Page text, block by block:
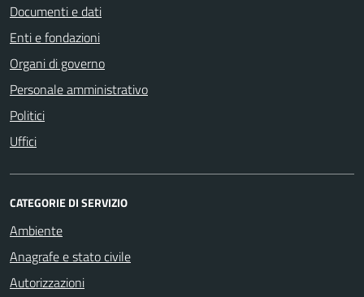
Documenti e dati
Enti e fondazioni
Organi di governo
Personale amministrativo
Politici
Uffici
CATEGORIE DI SERVIZIO
Ambiente
Anagrafe e stato civile
Autorizzazioni